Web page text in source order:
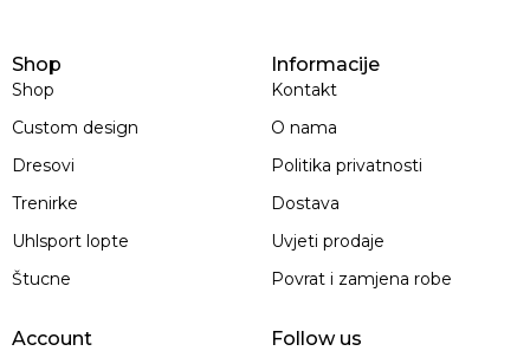
Shop
Shop
Custom design
Dresovi
Trenirke
Uhlsport lopte
Štucne
Informacije
Kontakt
O nama
Politika privatnosti
Dostava
Uvjeti prodaje
Povrat i zamjena robe
Account Follow us